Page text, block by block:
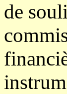
de